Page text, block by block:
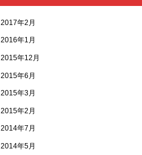
2017年2月
2016年1月
2015年12月
2015年6月
2015年3月
2015年2月
2014年7月
2014年5月